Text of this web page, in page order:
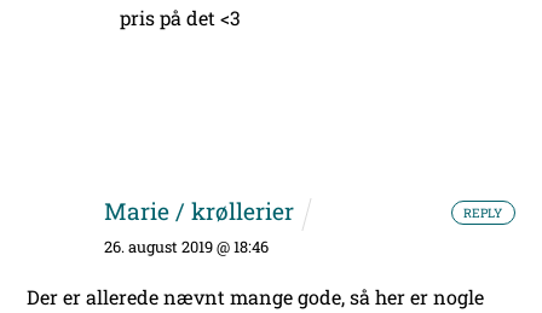
pris på det <3
Marie / krøllerier
26. august 2019 @ 18:46
Der er allerede nævnt mange gode, så her er nogle
REPLY